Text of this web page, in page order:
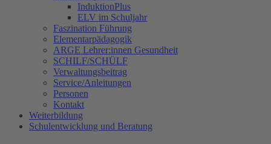
InduktionPlus
ELV im Schuljahr
Faszination Führung
Elementarpädagogik
ARGE Lehrer:innen Gesundheit
SCHILF/SCHÜLF
Verwaltungsbeitrag
Service/Anleitungen
Personen
Kontakt
Weiterbildung
Schulentwicklung und Beratung